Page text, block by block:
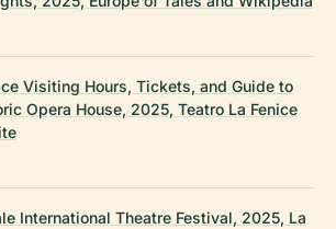
Visiting Hours, Tickets, and Guide to
Opera House, 2025, Teatro La Fenice
International Theatre Festival, 2025, La